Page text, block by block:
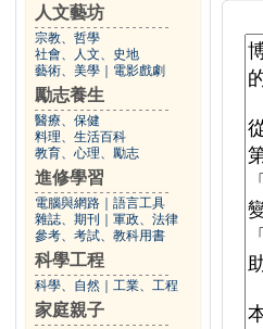
人文藝坊
宗教、哲學
社會、人文、史地
藝術、美學
電影戲劇
勵志養生
醫療、保健
料理、生活百科
教育、心理、勵志
進修學習
電腦與網路
語言工具
雜誌、期刊
軍政、法律
參考、考試、教科用書
科學工程
科學、自然 工業、工程
家庭親子